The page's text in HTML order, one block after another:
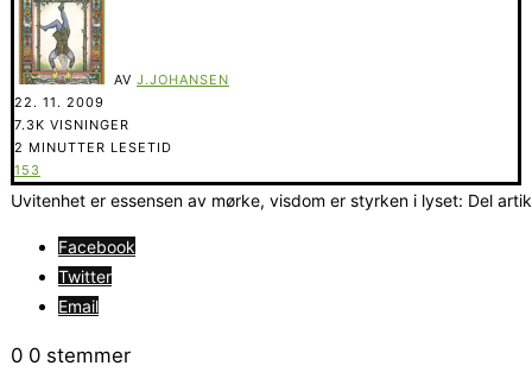
AV J.JOHANSEN
22. 11. 2009
7.3K VISNINGER
2 MINUTTER LESETID
153
Uvitenhet er essensen av mørke, visdom er styrken i lyset: Del
Facebook
Twitter
Email
0 0 stemmer